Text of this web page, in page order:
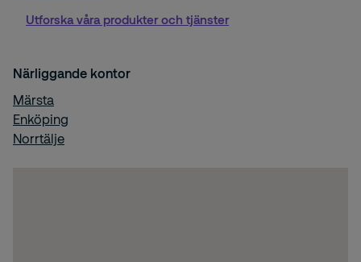
Utforska våra produkter och tjänster
Närliggande kontor
Märsta
Enköping
Norrtälje